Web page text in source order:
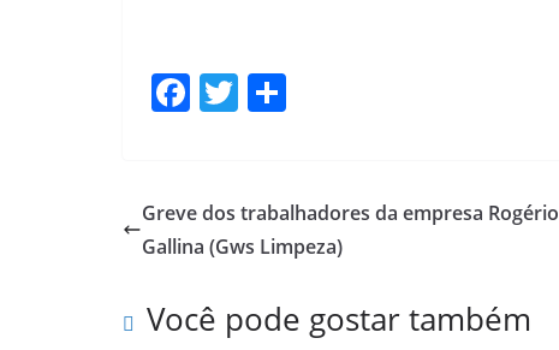
F
e
b
o
T
er e
Greve dos trabalhadores da empresa Rogério
Gallina (Gws Limpeza)
Você pode gostar também